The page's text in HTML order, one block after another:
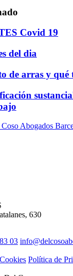
Covid 19
del dia
de arras y qué
630
03
Política de